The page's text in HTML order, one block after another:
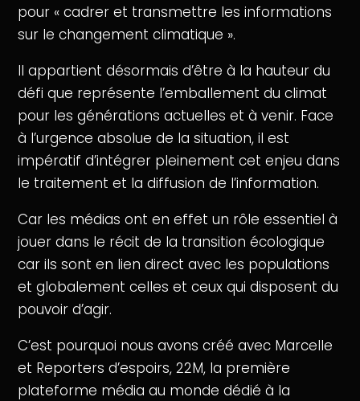
pour « cadrer et transmettre les informations
sur le changement climatique ».
Il appartient désormais d’être à la hauteur du
défi que représente l’emballement du climat
pour les générations actuelles et à venir. Face
à l’urgence absolue de la situation, il est
impératif d’intégrer pleinement cet enjeu dans
le traitement et la diffusion de l’information.
Car les médias ont en effet un rôle essentiel à
jouer dans le récit de la transition écologique
car ils sont en lien direct avec les populations
et globalement celles et ceux qui disposent du
pouvoir d’agir.
C’est pourquoi nous avons créé avec Marcelle
et Reporters d’espoirs, 22M, la première
plateforme média au monde dédié à la